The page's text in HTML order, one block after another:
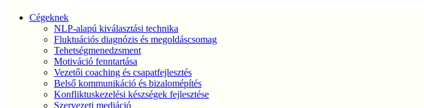
Cégeknek
NLP-alapú kiválasztási technika
Fluktuációs diagnózis és megoldáscsomag
Tehetségmenedzsment
Motiváció fenntartása
Vezetői coaching és csapatfejlesztés
Belső kommunikáció és bizalomépítés
Konfliktuskezelési készségek fejlesztése
Szervezeti mediáció